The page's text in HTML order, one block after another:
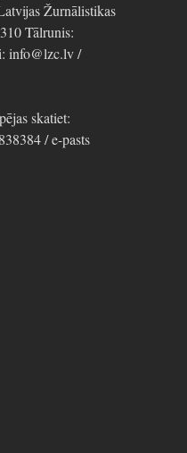
Žurnālistikas
Tālrunis:
info@lzc.lv /
skatiet:
/ e-pasts